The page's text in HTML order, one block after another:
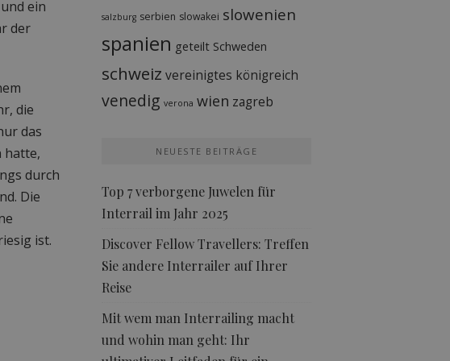
ein
der
die
das
hatte,
durch
Die
ist.
salzburg serbien slowakei slowenien
spanien geteilt Schweden
schweiz vereinigtes königreich
venedig verona wien zagreb
NEUESTE BEITRÄGE
Top 7 verborgene Juwelen für
Interrail im Jahr 2025
Discover Fellow Travellers: Treffen
Sie andere Interrailer auf Ihrer
Reise
Mit wem man Interrailing macht
und wohin man geht: Ihr